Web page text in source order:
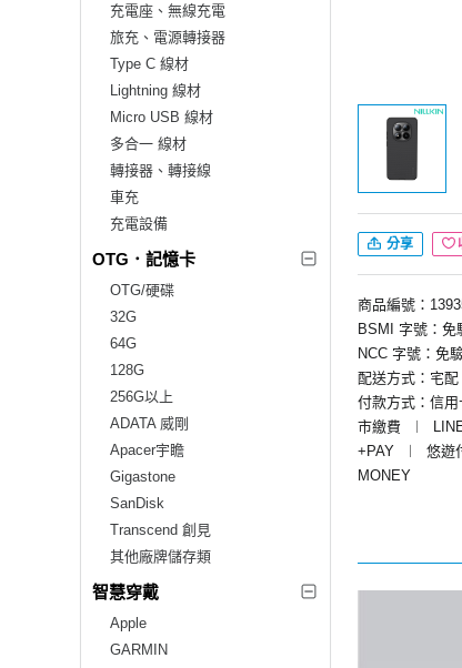
充電座、無線充電
旅充、電源轉接器
Type C 線材
Lightning 線材
Micro USB 線材
多合一 線材
轉接器、轉接線
車充
充電設備
OTG．記憶卡
OTG/硬碟
32G
64G
128G
256G以上
ADATA 威剛
Apacer宇瞻
Gigastone
SanDisk
Transcend 創見
其他廠牌儲存類
智慧穿戴
Apple
GARMIN
分享
商品編號：
BSMI 字號：免
NCC 字號：免
配送方式：宅配
付款方式：信
市繳費
︱
+PAY
︱ 悠遊
MONEY